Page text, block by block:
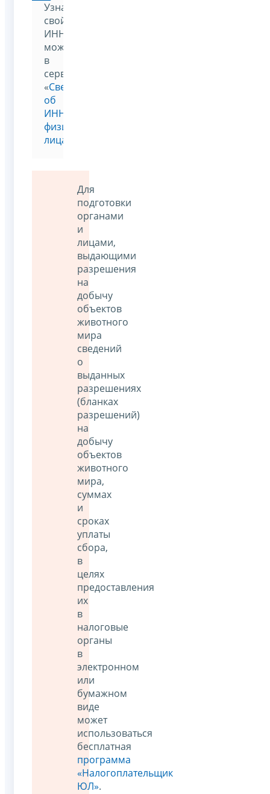
Узнать
свой
ИНН
можно
в
сервисе
«Сведения
об
ИНН
физического
лица
Для
подготовки
органами
и
лицами,
выдающими
разрешения
на
добычу
объектов
животного
мира
сведений
о
выданных
разрешениях
(бланках
разрешений)
на
добычу
объектов
животного
мира,
суммах
и
сроках
уплаты
сбора,
в
целях
предоставления
их
в
налоговые
органы
в
электронном
или
бумажном
виде
может
использоваться
бесплатная
программа
«Налогоплательщик
ЮЛ».